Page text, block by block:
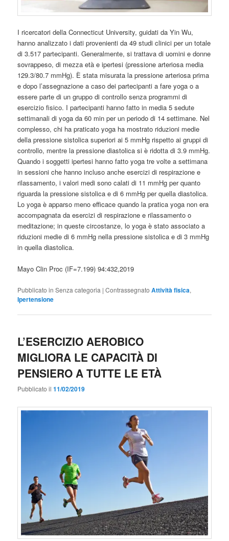
I ricercatori della Connecticut University, guidati da Yin Wu,
hanno analizzato i dati provenienti da 49 studi clinici per un totale
di 3.517 partecipanti. Generalmente, si trattava di uomini e donne
sovrappeso, di mezza età e ipertesi (pressione arteriosa media
129.3/80.7 mmHg). È stata misurata la pressione arteriosa prima
e dopo l’assegnazione a caso dei partecipanti a fare yoga o a
essere parte di un gruppo di controllo senza programmi di
esercizio fisico. I partecipanti hanno fatto in media 5 sedute
settimanali di yoga da 60 min per un periodo di 14 settimane. Nel
complesso, chi ha praticato yoga ha mostrato riduzioni medie
della pressione sistolica superiori ai 5 mmHg rispetto ai gruppi di
controllo, mentre la pressione diastolica si è ridotta di 3.9 mmHg.
Quando i soggetti ipertesi hanno fatto yoga tre volte a settimana
in sessioni che hanno incluso anche esercizi di respirazione e
rilassamento, i valori medi sono calati di 11 mmHg per quanto
riguarda la pressione sistolica e di 6 mmHg per quella diastolica.
Lo yoga è apparso meno efficace quando la pratica yoga non era
accompagnata da esercizi di respirazione e rilassamento o
meditazione; in queste circostanze, lo yoga è stato associato a
riduzioni medie di 6 mmHg nella pressione sistolica e di 3 mmHg
in quella diastolica.
Mayo Clin Proc (IF=7.199) 94:432,2019
Pubblicato in Senza categoria |Contrassegnato Attività fisica,
Ipertensione
L’ESERCIZIO AEROBICO
MIGLIORA LE CAPACITÀ DI
PENSIERO A TUTTE LE ETÀ
Pubblicato il11/02/2019